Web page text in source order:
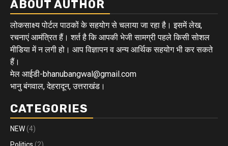
ABOUT AUTHOR
लोकसाक्ष्य पोर्टल पाठकों के सहयोग से चलाया जा रहा है। इसमें लेख,
रचनाएं आमंत्रित हैं। शर्त है कि आपकी भेजी सामग्री पहले किसी सोशल
मीडिया में न लगी हो। आप विज्ञापन व अन्य आर्थिक सहयोग भी कर सकते
हैं।
मेल आईडी-bhanubangwal@gmail.com
भानु बंगवाल, देहरादून, उत्तराखंड।
CATEGORIES
NEW (4)